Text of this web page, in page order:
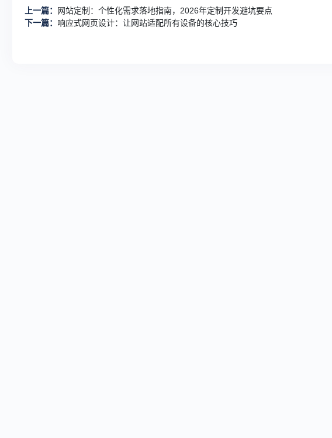
上一篇：
网站定制：个性化需求落地指南，2026年定制开发避坑要点
下一篇： 响应式网页设计：让网站适配所有设备的核心技巧